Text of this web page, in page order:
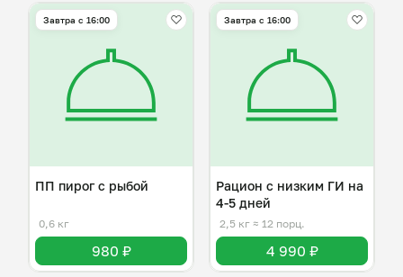
Завтра c 16:00
ПП пирог с рыбой
0,6 кг
980 ₽
Завтра c 16:00
Рацион с низким ГИ на
4-5 дней
2,5 кг ≈ 12 порц.
4 990 ₽